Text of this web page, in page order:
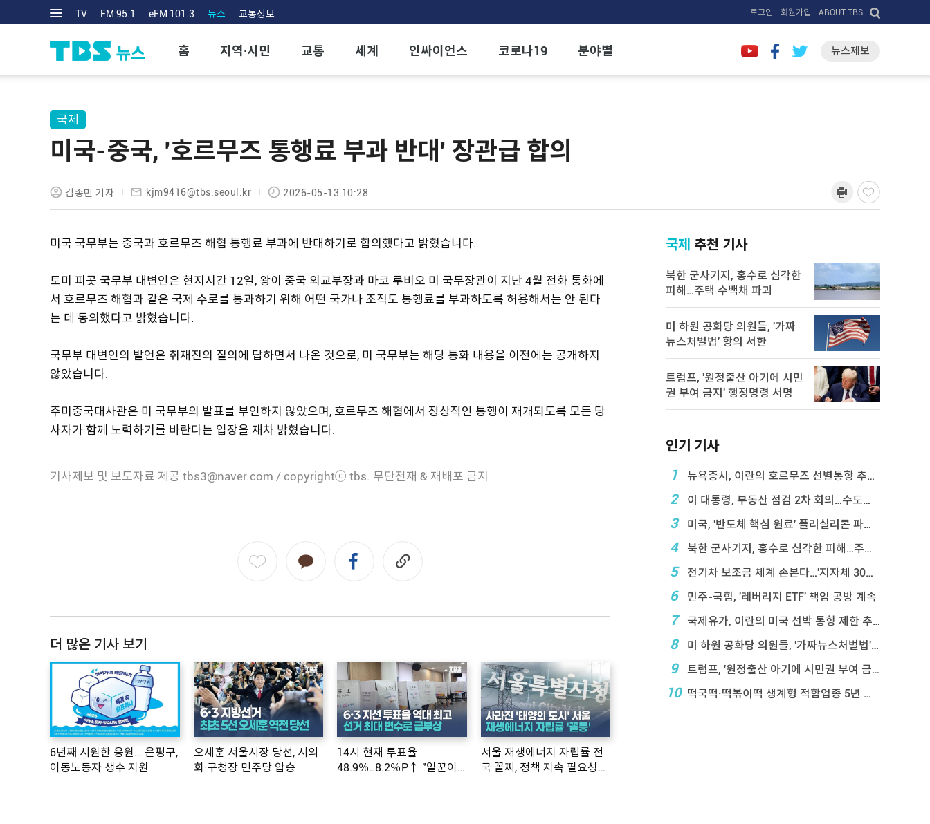
TV FM 95.1 eFM 101.3 뉴스 교통정보 로그인 · 회원가입 · ABOUT TBS
홈 지역·시민 교통 세계 인싸이언스 코로나19 분야별 뉴스제보
국제
미국-중국, '호르무즈 통행료 부과 반대' 장관급 합의
김종민 기자 kjm9416@tbs.seoul.kr 2026-05-13 10:28
미국 국무부는 중국과 호르무즈 해협 통행료 부과에 반대하기로 합의했다고 밝혔습니다.
토미 피곳 국무부 대변인은 현지시간 12일, 왕이 중국 외교부장과 마코 루비오 미 국무장관이 지난 4월 전화 통화에
서 호르무즈 해협과 같은 국제 수로를 통과하기 위해 어떤 국가나 조직도 통행료를 부과하도록 허용해서는 안 된다
는 데 동의했다고 밝혔습니다.
국무부 대변인의 발언은 취재진의 질의에 답하면서 나온 것으로, 미 국무부는 해당 통화 내용을 이전에는 공개하지
않았습니다.
주미중국대사관은 미 국무부의 발표를 부인하지 않았으며, 호르무즈 해협에서 정상적인 통행이 재개되도록 모든 당
사자가 함께 노력하기를 바란다는 입장을 재차 밝혔습니다.
기사제보 및 보도자료 제공 tbs3@naver.com / copyrightⓒ tbs. 무단전재 & 재배포 금지
더 많은 기사 보기
6년째 시원한 응원… 은평구,
이동노동자 생수 지원
오세훈 서울시장 당선, 시의
회·구청장 민주당 압승
14시 현재 투표율
48.9％..8.2％P↑ "일꾼이
서울 재생에너지 자립률 전
국 꼴찌, 정책 지속 필요성
국제 추천 기사
북한 군사기지, 홍수로 심각한
피해…주택 수백채 파괴
미 하원 공화당 의원들, '가짜
뉴스처벌법' 항의 서한
트럼프, '원정출산 아기에 시민
권 부여 금지' 행정명령 서명
인기 기사
1
뉴욕증시, 이란의 호르무즈 선별통항 추진에 하락
2 이 대통령, 부동산 점검 2차 회의…수도권 공급대책 ...
3 미국, '반도체 핵심 원료' 폴리실리콘 파생상품에 ...
4 북한 군사기지, 홍수로 심각한 피해…주택 수백채 파괴
5 전기차 보조금 체계 손본다…'지자체 30％ 매칭' ...
6 민주-국힘, '레버리지 ETF' 책임 공방 계속
7 국제유가, 이란의 미국 선박 통항 제한 추진에 상승
8 미 하원 공화당 의원들, '가짜뉴스처벌법' 항의 서한
9 트럼프, '원정출산 아기에 시민권 부여 금지' 행정 ...
10 떡국떡·떡볶이떡 생계형 적합업종 5년 연장…대기업 ...